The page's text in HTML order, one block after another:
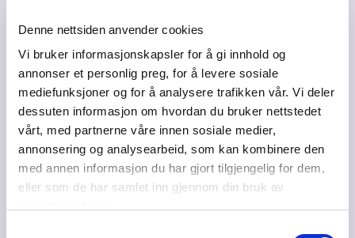
Denne nettsiden anvender cookies
Vi bruker informasjonskapsler for å gi innhold og
annonser et personlig preg, for å levere sosiale
mediefunksjoner og for å analysere trafikken vår. Vi deler
dessuten informasjon om hvordan du bruker nettstedet
vårt, med partnerne våre innen sosiale medier,
annonsering og analysearbeid, som kan kombinere den
med annen informasjon du har gjort tilgjengelig for dem,
eller som de har samlet inn gjennom din bruk av